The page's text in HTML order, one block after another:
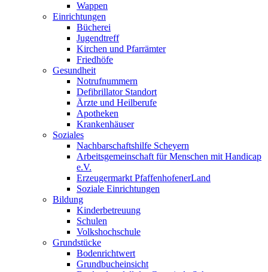
Wappen
Einrichtungen
Bücherei
Jugendtreff
Kirchen und Pfarrämter
Friedhöfe
Gesundheit
Notrufnummern
Defibrillator Standort
Ärzte und Heilberufe
Apotheken
Krankenhäuser
Soziales
Nachbarschaftshilfe Scheyern
Arbeitsgemeinschaft für Menschen mit Handicap
e.V.
Erzeugermarkt PfaffenhofenerLand
Soziale Einrichtungen
Bildung
Kinderbetreuung
Schulen
Volkshochschule
Grundstücke
Bodenrichtwert
Grundbucheinsicht